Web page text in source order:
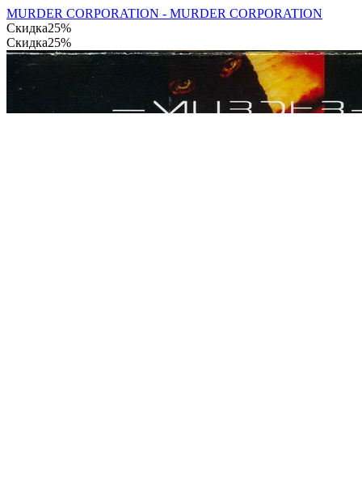
MURDER CORPORATION - MURDER CORPORATION
Скидка25%
Скидка25%